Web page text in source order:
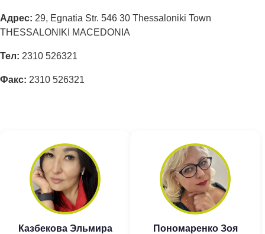
Адрес: 29, Egnatia Str. 546 30 Thessaloniki Town
THESSALONIKI MACEDONIA
Тел: 2310 526321
Факс: 2310 526321
Казбекова Эльмира
Пономаренко Зоя